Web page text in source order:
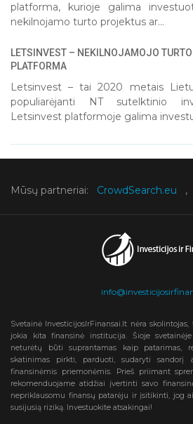
platforma, kurioje galima
nekilnojamo turto projektus ar...
LETSINVEST – NEKILNOJAMOJO
PLATFORMA
Letsinvest – tai 2020 metais
populiarėjanti NT sutelktinio
Letsinvest platformoje galima
Mūsų partneriai: CrowdSearch.eu ,
Svetainė InvesticijosIrFinansai.lt nėra
jokia kita finansinė institucija. Šioje
neturėtų būti suprantamas kaip patarimas,
skatinimas pirkti, parduoti, sudaryti
finansinėmis priemonėmis. Prieš priimant
rekomenduojame atidžiai įvertinti savo
nepriklausomu finansų patarėju ir įsitikinti, jog
susijusią riziką. Investuokite atsakingai!